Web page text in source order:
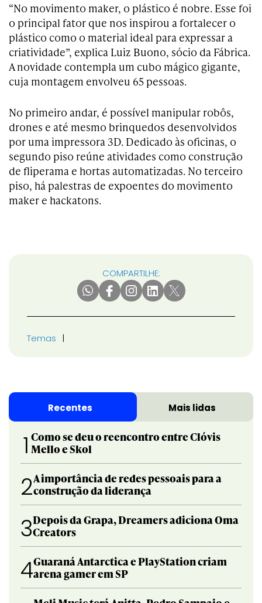
“No movimento maker, o plástico é nobre. Esse foi
o principal fator que nos inspirou a fortalecer o
plástico como o material ideal para expressar a
criatividade”, explica Luiz Buono, sócio da Fábrica.
A novidade contempla um cubo mágico gigante,
cuja montagem envolveu 65 pessoas.
No primeiro andar, é possível manipular robôs,
drones e até mesmo brinquedos desenvolvidos
por uma impressora 3D. Dedicado às oficinas, o
segundo piso reúne atividades como construção
de fliperama e hortas automatizadas. No terceiro
piso, há palestras de expoentes do movimento
maker e hackatons.
COMPARTILHE:
Temas
Recentes Mais lidas
1 Como se deu o reencontro entre Clóvis
Mello e Skol
2A importância de redes pessoais para a
construção da liderança
3Depois da Grapa, Dreamers adiciona Oma
Creators
4Guaraná Antarctica e PlayStation criam
arena gamer em SP